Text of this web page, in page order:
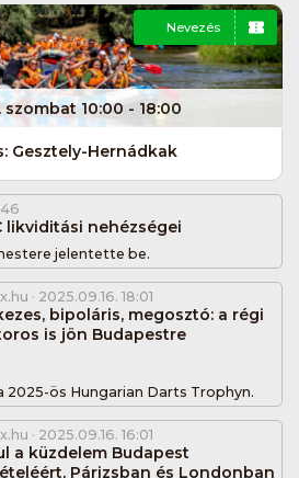
Nevezés
szombat 10:00 - 18:00
Gesztely-Hernádkak
likviditási nehézségei
jelentette be.
· 2025.09.16. 18:01
bipoláris, megosztó: a régi
is jön Budapestre
2025-ös Hungarian Darts Trophyn.
· 2025.09.16. 16:01
a küzdelem Budapest
Párizsban és Londonban